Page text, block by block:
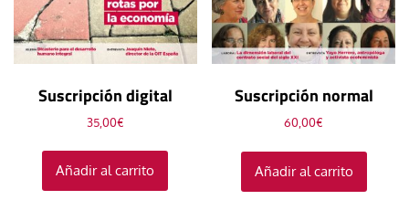
Suscripción digital
35,00€
Añadir al carrito
Suscripción normal
60,00€
Añadir al carrito